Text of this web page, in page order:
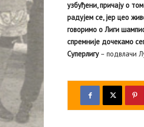
узбуђени, причају о
радујем се, јер цео
говоримо о Лиги
спремније дочекамо
Суперлигу– подвлачи